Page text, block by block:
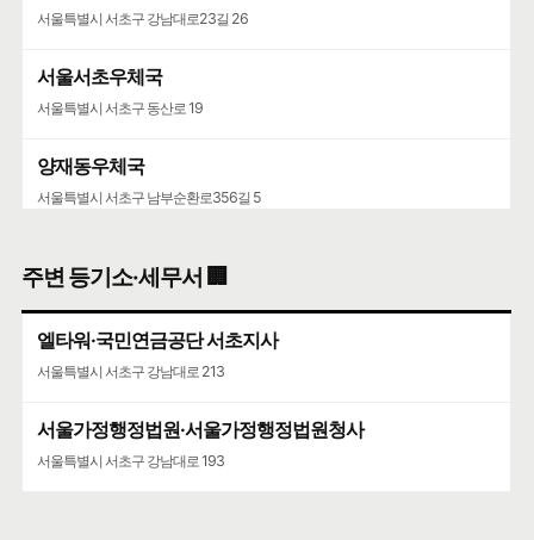
서울특별시 서초구 강남대로23길 26
서울서초우체국
서울특별시 서초구 동산로 19
양재동우체국
서울특별시 서초구 남부순환로356길 5
서울특별시 서초구 강남대로 193
주변 등기소·세무서 🏢
엘타워·국민연금공단 서초지사
서울특별시 서초구 강남대로 213
서울가정행정법원·서울가정행정법원청사
서울특별시 서초구 강남대로 193